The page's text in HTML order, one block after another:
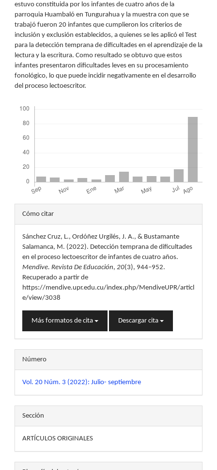
estuvo constituida por los infantes de cuatro años de la
parroquia Huambaló en Tungurahua y la muestra con que se
trabajó fueron 20 infantes que cumplieron los criterios de
inclusión y exclusión establecidos, a quienes se les aplicó el Test
para la detección temprana de dificultades en el aprendizaje de la
lectura y la escritura. Como resultado se obtuvo que estos
infantes presentaron dificultades leves en su procesamiento
fonológico, lo que puede incidir negativamente en el desarrollo
del proceso lectoescritor.
Detalles
del
artículo
Cómo citar
Sánchez Cruz, L., Ordóñez Urgilés, J. A., & Bustamante
Salamanca, M. (2022). Detección temprana de dificultades
en el proceso lectoescritor de infantes de cuatro años.
Mendive. Revista De Educación, 20(3), 944–952.
Recuperado a partir de
https://mendive.upr.edu.cu/index.php/MendiveUPR/articl
e/view/3038
Más formatos de cita Descargar cita
Número
Vol. 20 Núm. 3 (2022): Julio- septiembre
Sección
ARTÍCULOS ORIGINALES